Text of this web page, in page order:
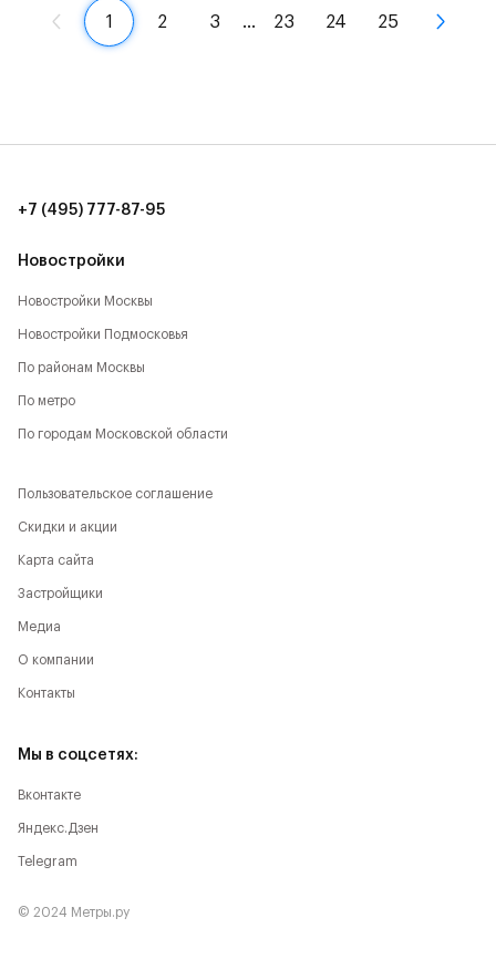
1 2 3 … 23 24 25
Новостройки
Новостройки Москвы
Новостройки Подмосковья
По районам Москвы
По метро
По городам Московской области
+7 (495) 777-87-95
Пользовательское соглашение
Скидки и акции
Карта сайта
Застройщики
Медиа
О компании
Контакты
Мы в соцсетях:
Вконтакте
Яндекс.Дзен
Telegram
© 2024 Метры.ру